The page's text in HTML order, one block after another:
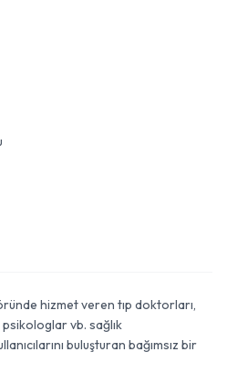
hizmet veren tıp doktorları,
vb. sağlık
buluşturan bağımsız bir